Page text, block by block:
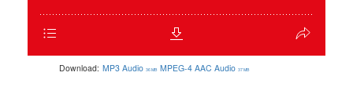
Download: MP3 Audio 36 MB MPEG-4 AAC Audio 37 MB